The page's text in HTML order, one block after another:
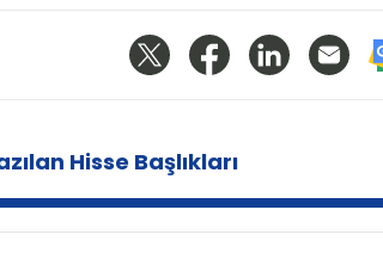
Hisse Başlıkları